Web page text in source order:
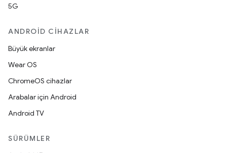
5G
ANDROID CIHAZLAR
Büyük ekranlar
Wear OS
ChromeOS cihazlar
Arabalar için Android
Android TV
SÜRÜMLER